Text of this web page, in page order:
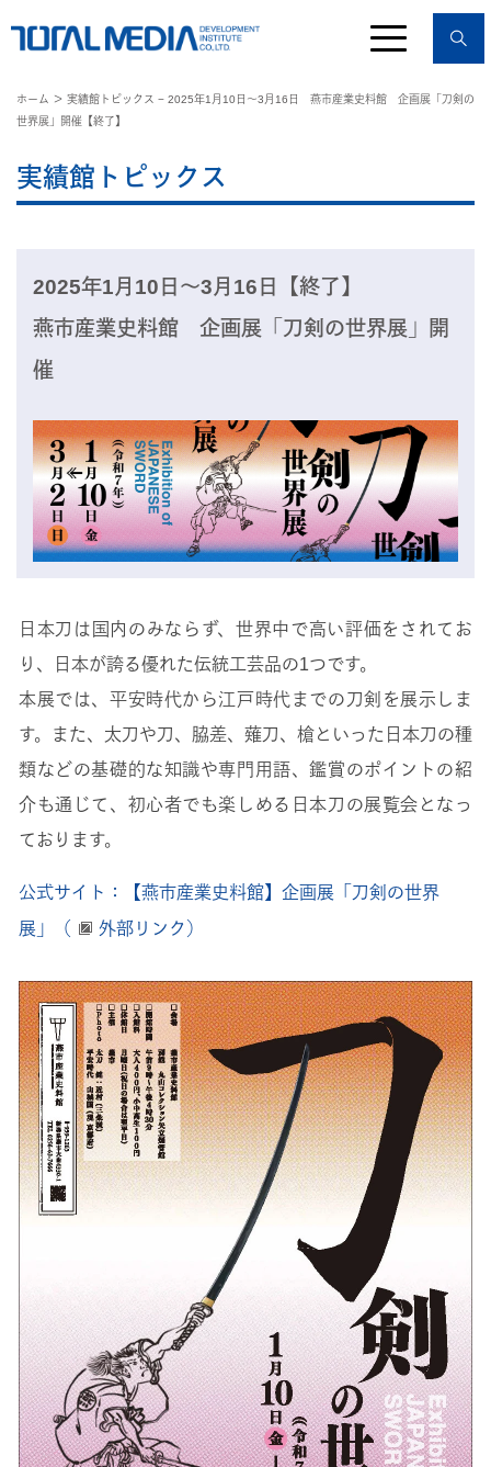
ホーム
＞ 実績館トピックス − 2025年1月10日〜3月16日 燕市産業史料館 企画展「刀剣の
世界展」開催【終了】
実績館トピックス
2025年1月10日〜3月16日【終了】
燕市産業史料館 企画展「刀剣の世界展」開
催
日本刀は国内のみならず、世界中で高い評価をされてお
り、日本が誇る優れた伝統工芸品の1つです。
本展では、平安時代から江戸時代までの刀剣を展示しま
す。また、太刀や刀、脇差、薙刀、槍といった日本刀の種
類などの基礎的な知識や専門用語、鑑賞のポイントの紹
介も通じて、初心者でも楽しめる日本刀の展覧会となっ
ております。
公式サイト：【燕市産業史料館】企画展「刀剣の世界
展」（
外部リンク）